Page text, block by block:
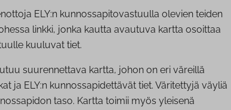
ELY:n kunnossapitovastuulla olevien teiden
linkki, jonka kautta avautuva kartta osoittaa
kuuluvat tiet.
suurennettava kartta, johon on eri väreillä
ja ELY:n kunnossapidettävät tiet. Väritettyjä väyliä
taso. Kartta toimii myös yleisenä